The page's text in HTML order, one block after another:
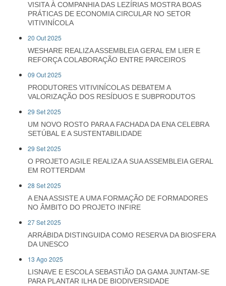
VISITA À COMPANHIA DAS LEZÍRIAS MOSTRA BOAS
PRÁTICAS DE ECONOMIA CIRCULAR NO SETOR
VITIVINÍCOLA
20 Out 2025
WESHARE REALIZA ASSEMBLEIA GERAL EM LIER E
REFORÇA COLABORAÇÃO ENTRE PARCEIROS
09 Out 2025
PRODUTORES VITIVINÍCOLAS DEBATEM A
VALORIZAÇÃO DOS RESÍDUOS E SUBPRODUTOS
29 Set 2025
UM NOVO ROSTO PARA A FACHADA DA ENA CELEBRA
SETÚBAL E A SUSTENTABILIDADE
29 Set 2025
O PROJETO AGILE REALIZA A SUA ASSEMBLEIA GERAL
EM ROTTERDAM
28 Set 2025
A ENA ASSISTE A UMA FORMAÇÃO DE FORMADORES
NO ÂMBITO DO PROJETO INFIRE
27 Set 2025
ARRÁBIDA DISTINGUIDA COMO RESERVA DA BIOSFERA
DA UNESCO
13 Ago 2025
LISNAVE E ESCOLA SEBASTIÃO DA GAMA JUNTAM-SE
PARA PLANTAR ILHA DE BIODIVERSIDADE